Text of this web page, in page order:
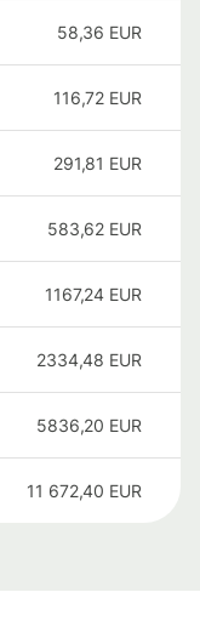
58,36 EUR
116,72 EUR
291,81 EUR
583,62 EUR
1167,24 EUR
2334,48 EUR
5836,20 EUR
11 672,40 EUR